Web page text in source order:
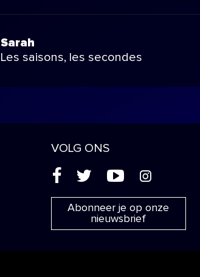
Sarah
Les saisons, les secondes
VOLG ONS
( ' + &
Abonneer je op onze
nieuwsbrief